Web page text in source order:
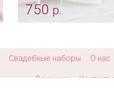
750р.
Свадебные наборы О нас
Вакансии Контакты